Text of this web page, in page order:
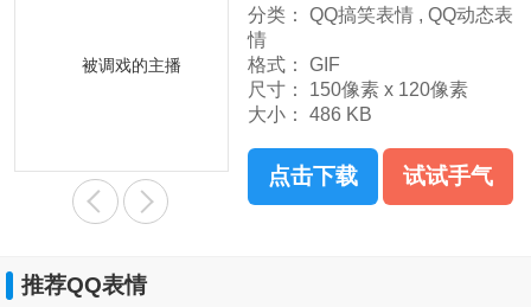
分类： QQ搞笑表情 , QQ动态表
情
格式：
GIF
尺寸：
150像素 x 120像素
大小：
486 KB
点击下载 试试手气
推荐QQ表情